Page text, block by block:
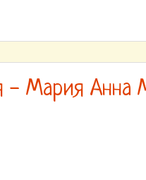
- Мария Анна